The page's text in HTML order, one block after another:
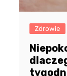
Zdrowie